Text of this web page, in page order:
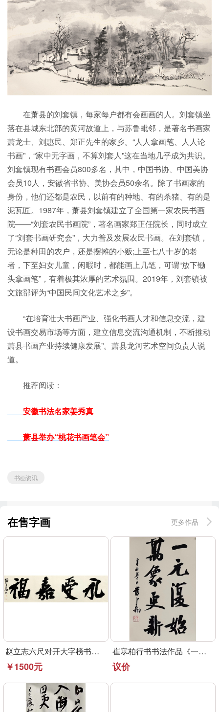
在萧县的刘套镇，每家每户都有会画画的人。刘套镇坐
落在县城东北部的黄河故道上，与苏鲁毗邻，是著名书画家
萧龙士、刘惠民、郑正先生的家乡。“人人拿画笔、人人论
书画”，“家中无字画，不算刘套人”这在当地几乎成为共识。
刘套镇现有书画会员800多名，其中，中国书协、中国美协
会员10人，安徽省书协、美协会员50余名。除了书画家的
身份，他们还都是农民，以前有的种地、有的杀猪、有的是
泥瓦匠。1987年，萧县刘套镇建立了全国第一家农民书画
院——“刘套农民书画院”，著名画家郑正任院长，同时成立
了“刘套书画研究会”，大力普及发展农民书画。在刘套镇，
无论是种田的农户，还是摆摊的小贩;上至七八十岁的老
者，下至妇女儿童，闲暇时，都能画上几笔，可谓“放下锄
头拿画笔”，有着极其浓厚的艺术氛围。2019年，刘套镇被
文旅部评为“中国民间文化艺术之乡”。
“在培育壮大书画产业、强化书画人才和信息交流，建
设书画交易市场等方面，建立信息交流沟通机制，不断推动
萧县书画产业持续健康发展”。萧县龙河艺术空间负责人说
道。
推荐阅读：
安徽书法名家姜秀真
萧县举办“桃花书画笔会”
书画资讯
在售字画 更多作品
赵立志六尺对开大字榜书作品《永受嘉福》
￥1500元
崔寒柏行书书法作品《一元复始》可定制
议价